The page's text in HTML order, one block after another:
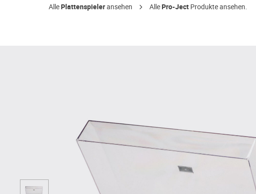
AllePlattenspieleransehen AllePro-Ject Produkte ansehen.